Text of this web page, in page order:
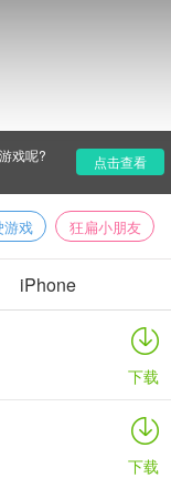
打感,都
戏呢?
点击查看
游戏 狂扁小朋友
iPhone
下载
下载